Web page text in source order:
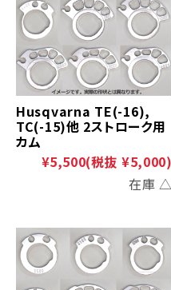
Husqvarna TE(-16),
TC(-15)他 2ストローク用
カム
¥5,500(税抜 ¥5,000)
在庫 △